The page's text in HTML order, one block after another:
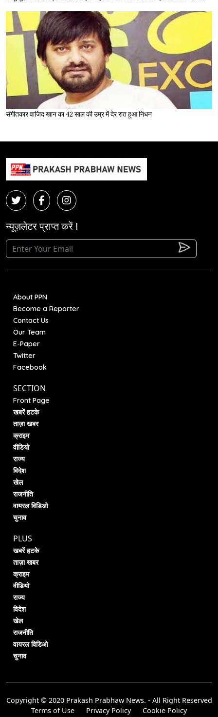
संगीतकार वाजिद खान का 42 साल की उम्र में देर रात हुआ निधन
न्यूज़लेटर प्राप्त करें !
About PPN
Become a Reporter
Contact Us
Our Team
E-Paper
Twitter
Facebook
SECTION
Front Page
खबरें हटके
ताज़ा खबर
क्राइम
वीडियो
राज्य
विदेश
खेल
राजनीति
वायरल विडिओ
चुनाव
PLUS
खबरें हटके
ताज़ा खबर
क्राइम
वीडियो
राज्य
विदेश
खेल
राजनीति
वायरल विडिओ
चुनाव
Copyright © 2020 Prakash Prabhaw News. - All Right Reserved
Terms of Use
Privacy Policy Cookie Policy